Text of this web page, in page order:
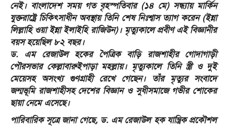
নেই। বাংলাদেশ সময় গত বৃহস্পতিবার (১৪ মে) সন্ধ্যায় মার্কিন
যুক্তরাষ্ট্রে চিকিৎসাধীন অবস্থায় তিনি শেষ নিঃশ্বাস ত্যাগ করেন (ইন্না
লিল্লাহি ওয়া ইন্না ইলাইহি রাজিউন)। মৃত্যুকালে প্রবীণ এই বিজ্ঞানীর
বয়স হয়েছিল ৮২ বছর।
​ড. এম রেজাউল হকের পৈত্রিক বাড়ি রাজশাহীর গোদাগাড়ী
পৌরসভার কেল্লাবারুইপাড়া মহল্লায়। মৃত্যুকালে তিনি স্ত্রী ও দুই
মেয়েসহ অসংখ্য গুণগ্রাহী রেখে গেছেন। তাঁর মৃত্যুর সংবাদে
জন্মভূমি রাজশাহীসহ দেশের বিজ্ঞান ও সুধীসমাজে গভীর শোকের
ছায়া নেমে এসেছে।
​পারিবারিক সূত্রে জানা গেছে, ড. এম রেজাউল হক যান্ত্রিক প্রকৌশল